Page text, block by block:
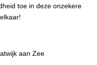
toe in deze onzekere
aan Zee